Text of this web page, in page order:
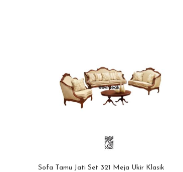
Sofa Tamu Jati Set 321 Meja Ukir Klasik